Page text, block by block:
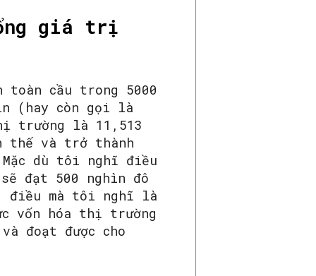
giá trị
cầu trong 5000
(hay còn gọi là
trường là 11,513
thế và trở thành
dù tôi nghĩ điều
đạt 500 nghìn đô
điều mà tôi nghĩ là
vốn hóa thị trường
đoạt được cho